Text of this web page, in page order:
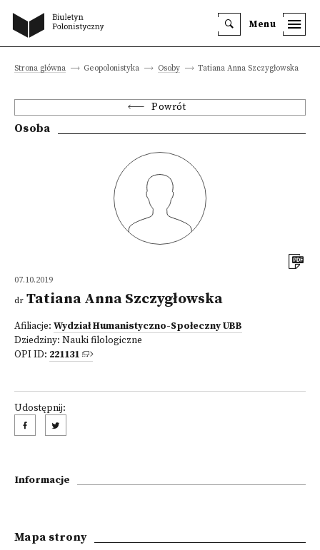
Menu
Strona główna Geopolonistyka Osoby Tatiana Anna Szczygłowska
Powrót
Osoba
07.10.2019
dr Tatiana Anna Szczygłowska
Afiliacje: Wydział Humanistyczno-Społeczny UBB
Dziedziny: Nauki filologiczne
OPI ID: 221131
Udostępnij:
Informacje
Mapa strony